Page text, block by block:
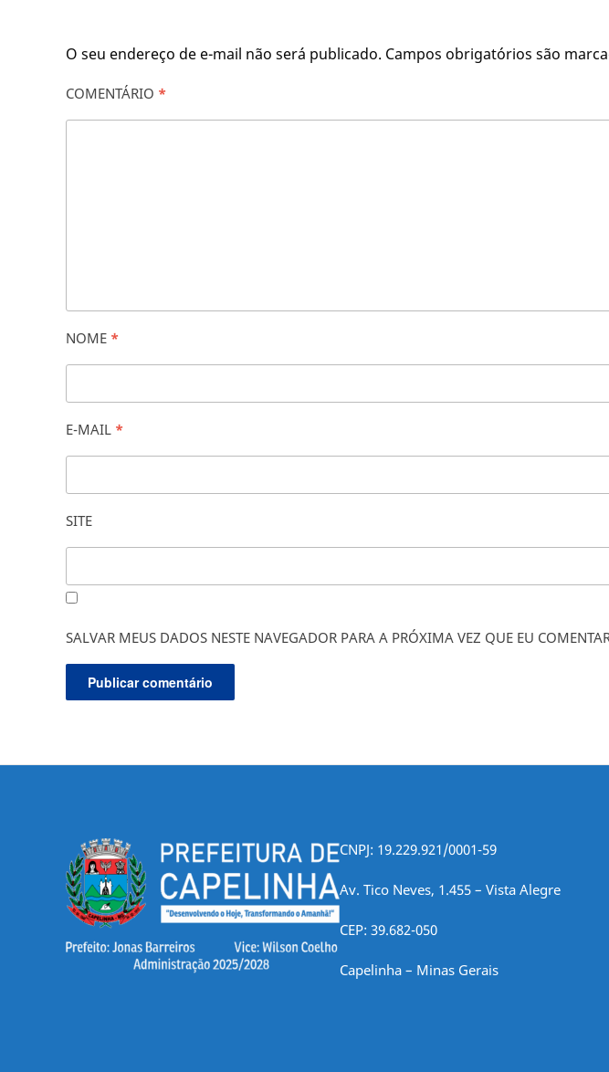
O seu endereço de e-mail não será publicado. Campos obrigatórios são
COMENTÁRIO *
NOME *
E-MAIL *
SITE
SALVAR MEUS DADOS NESTE NAVEGADOR PARA A PRÓXIMA VEZ QUE EU
CNPJ: 19.229.921/0001-59
Av. Tico Neves, 1.455 – Vista Alegre
CEP: 39.682-050
Capelinha – Minas Gerais